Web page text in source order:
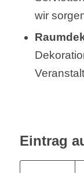
wir
Eintrag